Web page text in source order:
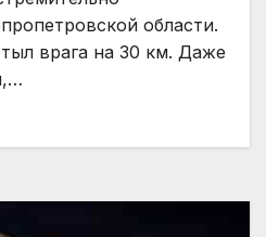
области.
врага на 30 км. Даже